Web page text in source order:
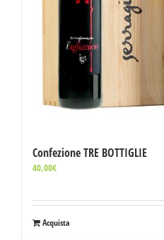
Confezione TRE BOTTIGLIE
40,00€
Acquista